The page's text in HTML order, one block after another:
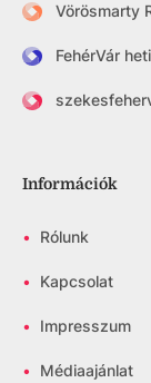
Vörösmarty
FehérVár
Információk
• Rólunk
• Kapcsolat
• Impresszum
• Médiaajánlat